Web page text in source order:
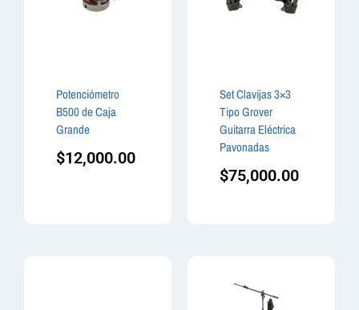
Potenciómetro
B500 de Caja
Grande
$12,000.00
Set Clavijas 3×3
Tipo Grover
Guitarra Eléctrica
Pavonadas
$75,000.00